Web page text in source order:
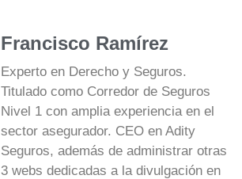
Francisco Ramírez
Experto en Derecho y Seguros.
Titulado como Corredor de Seguros
Nivel 1 con amplia experiencia en el
sector asegurador. CEO en Adity
Seguros, además de administrar otras
3 webs dedicadas a la divulgación en